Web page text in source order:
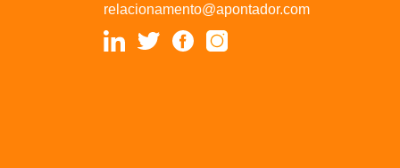
relacionamento@apontador.com